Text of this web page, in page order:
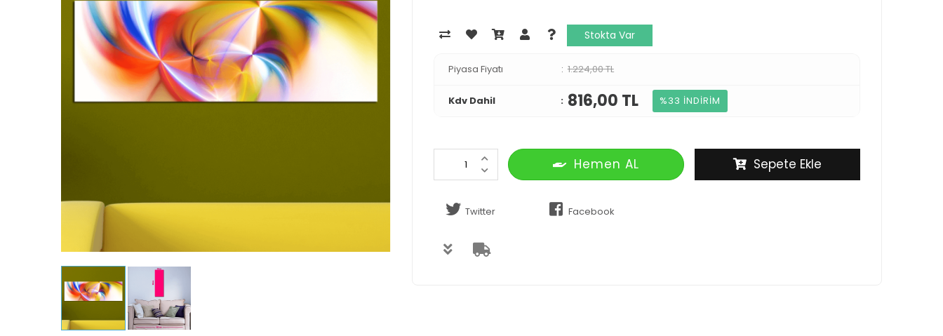
Stokta Var
Piyasa Fiyatı 1.224,00 TL
Kdv Dahil 816,00 TL %33 İNDİRİM
Hemen AL Sepete Ekle
Twitter Facebook